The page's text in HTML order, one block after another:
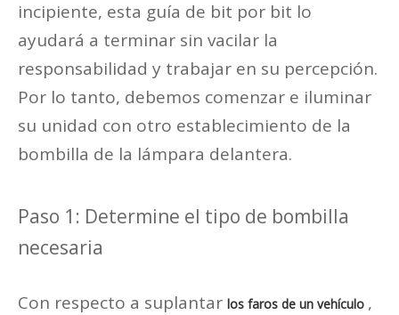
incipiente, esta guía de bit por bit lo
ayudará a terminar sin vacilar la
responsabilidad y trabajar en su percepción.
Por lo tanto, debemos comenzar e iluminar
su unidad con otro establecimiento de la
bombilla de la lámpara delantera.
Paso 1: Determine el tipo de bombilla
necesaria
Con respecto a suplantar los faros de un vehículo ,